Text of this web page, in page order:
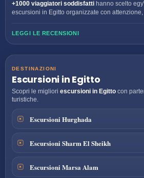
+1000 viaggiatori soddisfatti hanno scelto
escursioni in Egitto organizzate con attenzione,
LEGGI LE RECENSIONI
DESTINAZIONI
Escursioni in Egitto
Scopri le migliori escursioni in Egitto con
turistiche.
Escursioni Hurghada
Escursioni Sharm El Sheikh
Escursioni Marsa Alam